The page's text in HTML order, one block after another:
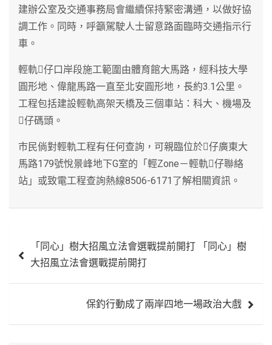
建辦公室及交通事務局會繼續保持緊密溝通，以做好協
調工作。同時，呼籲駕駛人士留意路面臨時交通指示行
車。
輕軌仔口岸段施工範圍由體育館大馬路，經科技大學
圓形地、偉龍馬路一直至北安圓形地，長約3.1公里。
工程包括建設輕軌高架天橋及三個車站：科大、機場及
仔碼頭。
市民倘對輕軌工程有任何查詢，可親臨位於仔廣東大
馬路179號悅景峰地下G室的「輕Zone－輕軌仔聯絡
站」或致電工程查詢熱線8506-6171了解相關資訊。
章
「同心」樹大招風立法會選戰提前開打 「同心」樹
大招風立法會選戰提前開打
保釣行動成了兩岸四地一場政治大戲